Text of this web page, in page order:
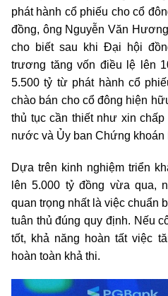
phát hành cổ phiếu cho cổ
đồng, ông Nguyễn Văn
cho biết sau khi Đại hội
trương tăng vốn điều lệ lên
5.500 tỷ từ phát hành cổ
chào bán cho cổ đông hiện
thủ tục cần thiết như xin
nước và Ủy ban Chứng khoán
Dựa trên kinh nghiệm triển
lên 5.000 tỷ đồng vừa qua,
quan trọng nhất là việc chuẩn
tuân thủ đúng quy định. Nếu
tốt, khả năng hoàn tất việc
hoàn toàn khả thi.